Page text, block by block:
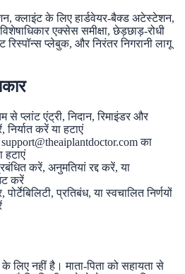
क्लाइंट के लिए हार्डवेयर-बैक्ड अटेस्टेशन,
एक्सेस समीक्षा, छेड़छाड़-रोधी
प्लेबुक, और निरंतर निगरानी लागू
से प्लांट एंट्री, निदान, रिमाइंडर और
करें या हटाएं
का
हटाएं
करें, अनुमतियां रद्द करें, या
करें
प्रतिबंध, या स्वचालित निर्णयों
नहीं है। माता-पिता को सहायता से